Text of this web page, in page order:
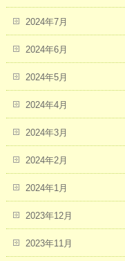
2024年7月
2024年6月
2024年5月
2024年4月
2024年3月
2024年2月
2024年1月
2023年12月
2023年11月